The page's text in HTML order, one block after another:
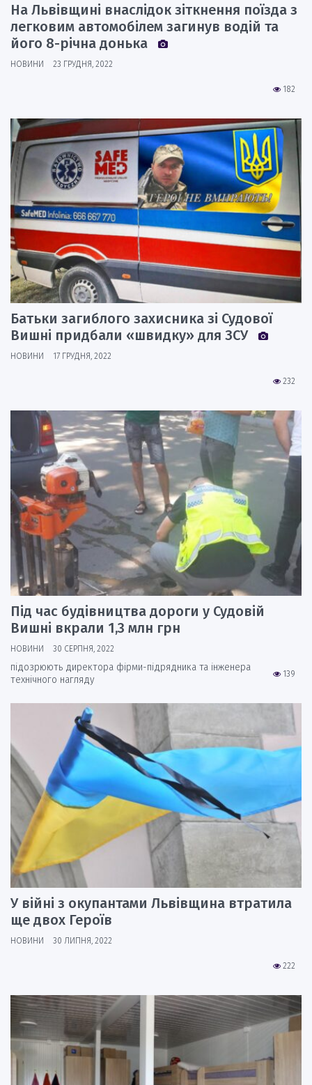
На Львівщині внаслідок зіткнення поїзда з
легковим автомобілем загинув водій та
його 8-річна донька
НОВИНИ 23 ГРУДНЯ, 2022
182
Батьки загиблого захисника зі Судової
Вишні придбали «швидку» для ЗСУ
НОВИНИ 17 ГРУДНЯ, 2022
232
Під час будівництва дороги у Судовій
Вишні вкрали 1,3 млн грн
НОВИНИ 30 СЕРПНЯ, 2022
139
підозрюють директора фірми-підрядника та інженера
технічного нагляду
У війні з окупантами Львівщина втратила
ще двох Героїв
НОВИНИ 30 ЛИПНЯ, 2022
222